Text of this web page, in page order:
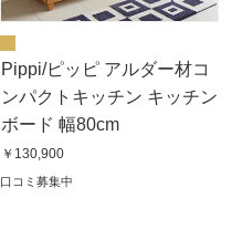
Pippi/ピッピ アルダー材コ
ンパクトキッチン キッチン
ボード 幅80cm
￥130,900
口コミ募集中